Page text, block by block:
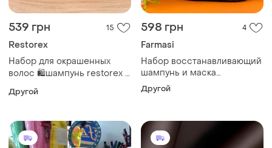
539 грн 15
Restorex
Набор для окрашенных
волос 🛍️шампунь restorex +
маска panorama✔️
Другой
598 грн 4
Farmasi
Набор восстанавливающий
шампунь и маска
кератиновая терапия
фармаси farmasi
Другой